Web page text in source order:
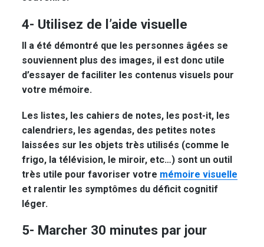
4- Utilisez de l’aide visuelle
Il a été démontré que les personnes âgées se
souviennent plus des images, il est donc utile
d’essayer de faciliter les contenus visuels pour
votre mémoire.
Les listes, les cahiers de notes, les post-it, les
calendriers, les agendas, des petites notes
laissées sur les objets très utilisés (comme le
frigo, la télévision, le miroir, etc…) sont un outil
très utile pour favoriser votre mémoire visuelle
et ralentir les symptômes du déficit cognitif
léger.
5- Marcher 30 minutes par jour